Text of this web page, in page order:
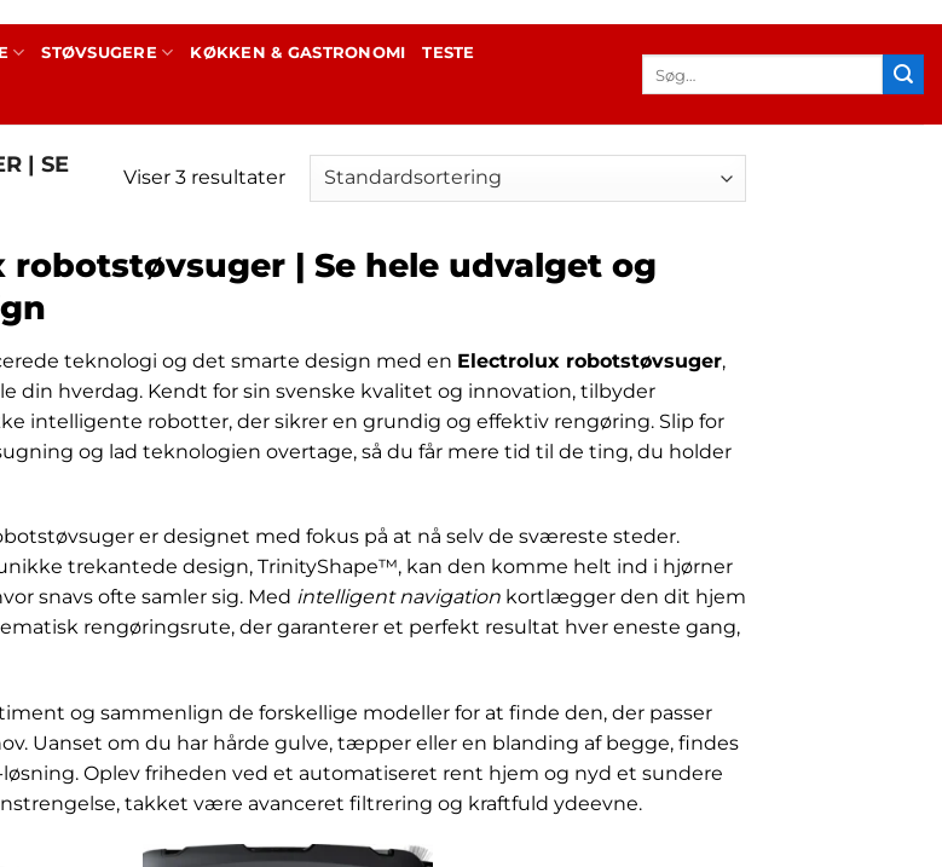
STØVSUGERE KØKKEN & GASTRONOMI TESTE
efter:
| SE
Viser 3 resultater
robotstøvsuger | Se hele udvalget og
teknologi og det smarte design med en Electrolux robotstøvsuger,
din hverdag. Kendt for sin svenske kvalitet og innovation, tilbyder
intelligente robotter, der sikrer en grundig og effektiv rengøring. Slip for
og lad teknologien overtage, så du får mere tid til de ting, du holder
er designet med fokus på at nå selv de sværeste steder.
trekantede design, TrinityShape™, kan den komme helt ind i hjørner
snavs ofte samler sig. Med intelligent navigationkortlægger den dit hjem
rengøringsrute, der garanterer et perfekt resultat hver eneste gang,
og sammenlign de forskellige modeller for at finde den, der passer
Uanset om du har hårde gulve, tæpper eller en blanding af begge, findes
Oplev friheden ved et automatiseret rent hjem og nyd et sundere
takket være avanceret filtrering og kraftfuld ydeevne.